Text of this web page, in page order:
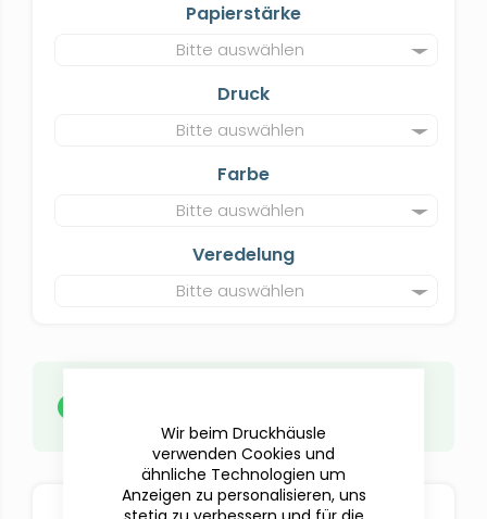
Papierstärke
Bitte auswählen
Druck
Bitte auswählen
Farbe
Bitte auswählen
Veredelung
Bitte auswählen
hochladen.
BESTELLOPTIONEN
Wir beim Druckhäusle
verwenden Cookies und
ähnliche Technologien um
Anzeigen zu personalisieren, uns